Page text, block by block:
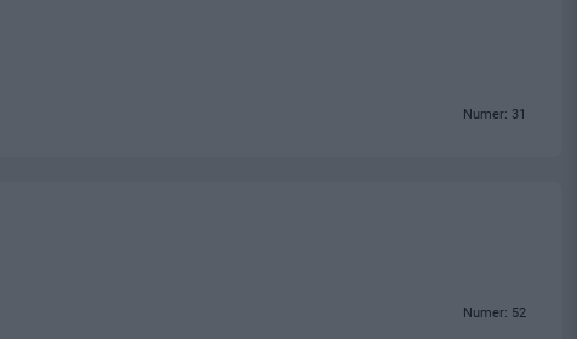
Numer: 31
Numer: 52